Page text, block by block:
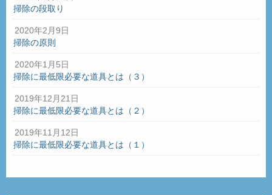
掃除の段取り
2020年2月9日
掃除の原則
2020年1月5日
掃除に最低限必要な道具とは（３）
2019年12月21日
掃除に最低限必要な道具とは（２）
2019年11月12日
掃除に最低限必要な道具とは（１）